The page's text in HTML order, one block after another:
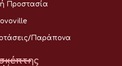
Προστασία
Παράπονα